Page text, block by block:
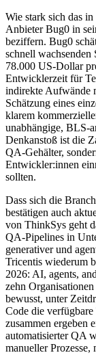
Wie stark sich das
Anbieter Bug0 in
beziffern. Bug0
schnell
78.000 US-Dollar
Entwicklerzeit für
indirekte Aufwände
Schätzung eines
klarem
unabhängige, BLS-
Denkanstoß ist die
QA-Gehälter,
Entwickler:innen
sollten.
Dass sich die
bestätigen auch
von ThinkSys geht
QA-Pipelines in
generativer und
Tricentis wiederum
2026: AI, agents,
zehn
bewusst, unter
Code die
zusammen ergeben
automatisierter QA
manueller Prozesse,